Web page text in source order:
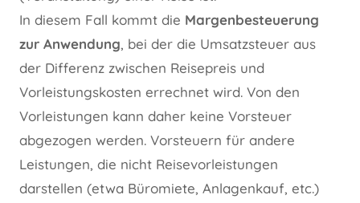
In diesem Fall kommt die Margenbesteuerung
zur Anwendung, bei der die Umsatzsteuer aus
der Differenz zwischen Reisepreis und
Vorleistungskosten errechnet wird. Von den
Vorleistungen kann daher keine Vorsteuer
abgezogen werden. Vorsteuern für andere
Leistungen, die nicht Reisevorleistungen
darstellen (etwa Büromiete, Anlagenkauf, etc.)